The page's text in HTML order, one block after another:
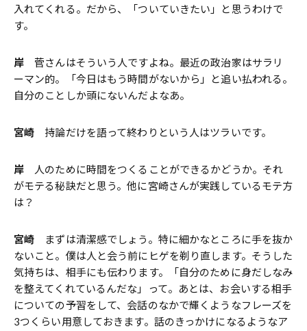
入れてくれる。だから、「ついていきたい」と思うわけで
す。
岸 菅さんはそういう人ですよね。最近の政治家はサラリ
ーマン的。「今日はもう時間がないから」と追い払われる。
自分のことしか頭にないんだよなあ。
宮崎 持論だけを語って終わりという人はツラいです。
岸 人のために時間をつくることができるかどうか。それ
がモテる秘訣だと思う。他に宮崎さんが実践しているモテ方
は？
宮崎 まずは清潔感でしょう。特に細かなところに手を抜か
ないこと。僕は人と会う前にヒゲを剃り直します。そうした
気持ちは、相手にも伝わります。「自分のために身だしなみ
を整えてくれているんだな」って。あとは、お会いする相手
についての予習をして、会話のなかで輝くようなフレーズを
3つくらい用意しておきます。話のきっかけになるようなア